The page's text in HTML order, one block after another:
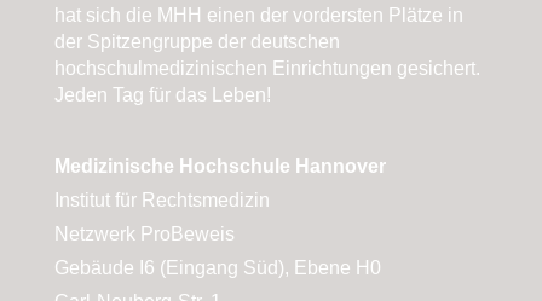
hat sich die MHH einen der vordersten Plätze in
der Spitzengruppe der deutschen
hochschulmedizinischen Einrichtungen gesichert.
Jeden Tag für das Leben!
Medizinische Hochschule Hannover
Institut für Rechtsmedizin
Netzwerk ProBeweis
Gebäude I6 (Eingang Süd), Ebene H0